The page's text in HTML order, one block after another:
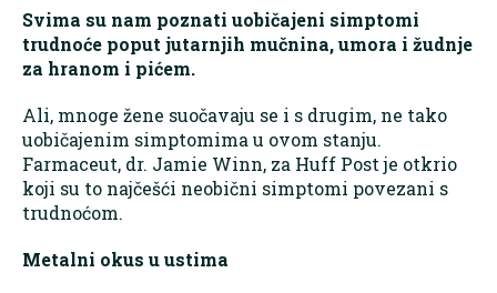
Svima su nam poznati uobičajeni simptomi
trudnoće poput jutarnjih mučnina, umora i žudnje
za hranom i pićem.
Ali, mnoge žene suočavaju se i s drugim, ne tako
uobičajenim simptomima u ovom stanju.
Farmaceut, dr. Jamie Winn, za Huff Post je otkrio
koji su to najčešći neobični simptomi povezani s
trudnoćom.
Metalni okus u ustima